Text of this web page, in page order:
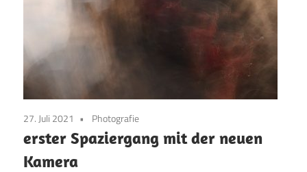
27. Juli 2021 Photografie
erster Spaziergang mit der neuen
Kamera